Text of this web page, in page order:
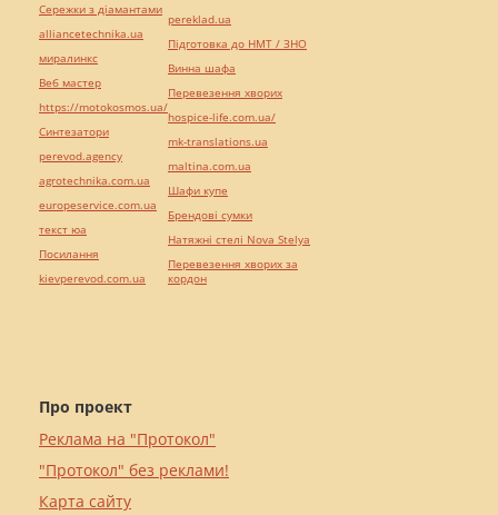
Про проект
Реклама на "Протокол"
"Протокол" без реклами!
Карта сайту
Сережки з діамантами
alliancetechnika.ua
миралинкс
Веб мастер
https://motokosmos.ua/
Синтезатори
perevod.agency
agrotechnika.com.ua
europeservice.com.ua
текст юа
Посилання
kievperevod.com.ua
pereklad.ua
Підготовка до НМТ / ЗНО
Винна шафа
Перевезення хворих
hospice-life.com.ua/
mk-translations.ua
maltina.com.ua
Шафи купе
Брендові сумки
Натяжні стелі Nova Stelya
Перевезення хворих за
кордон